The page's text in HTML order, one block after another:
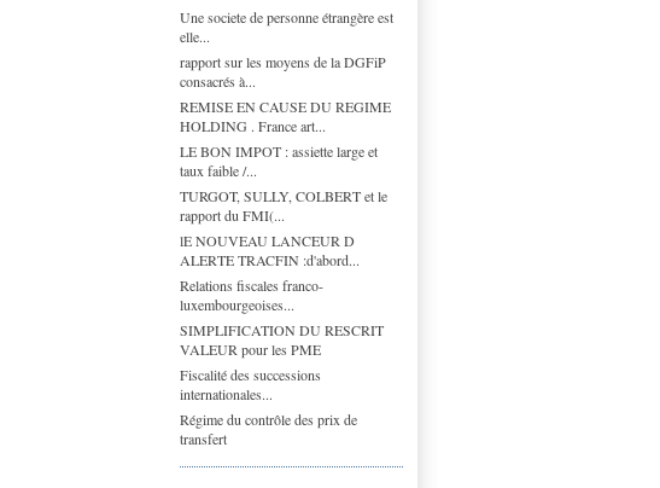
Une societe de personne étrangère est
elle...
rapport sur les moyens de la DGFiP
consacrés à...
REMISE EN CAUSE DU REGIME
HOLDING . France art...
LE BON IMPOT : assiette large et
taux faible /...
TURGOT, SULLY, COLBERT et le
rapport du FMI(...
lE NOUVEAU LANCEUR D
ALERTE TRACFIN :d'abord...
Relations fiscales franco-
luxembourgeoises...
SIMPLIFICATION DU RESCRIT
VALEUR pour les PME
Fiscalité des successions
internationales...
Régime du contrôle des prix de
transfert